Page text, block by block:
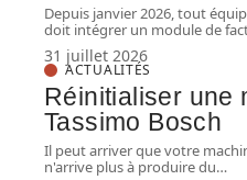
Depuis janvier 2026, tout
doit intégrer un module de
31 juillet 2026
ACTUALITÉS
Réinitialiser une
Tassimo Bosch
Il peut arriver que votre
n'arrive plus à produire du…